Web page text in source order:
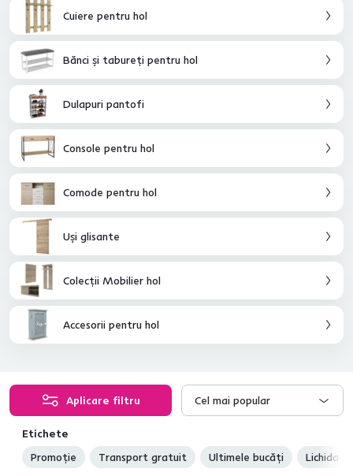
asigura că aveţi suficientă lumină pe hol, vă oferim o gamă largă de
corpuri de iluminat. De la lampadare, la lămpi de birou sau suspendate,
tot ce trebuie să faceţi este să alegeţi.
Cuiere pentru hol
Bănci şi tabureţi pentru hol
Dulapuri pantofi
Console pentru hol
Comode pentru hol
Uşi glisante
Colecţii Mobilier hol
Accesorii pentru hol
Aplicare filtru Cel mai popular
Etichete
Promoție
Transport gratuit Ultimele bucăți
Lichidare